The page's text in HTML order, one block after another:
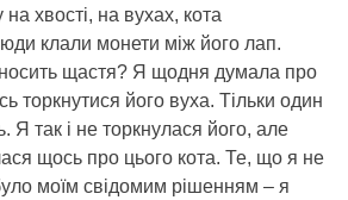
хвості, на вухах, кота
клали монети між його лап.
щастя? Я щодня думала про
торкнутися його вуха. Тільки один
Я так і не торкнулася його, але
щось про цього кота. Те, що я не
моїм свідомим рішенням – я